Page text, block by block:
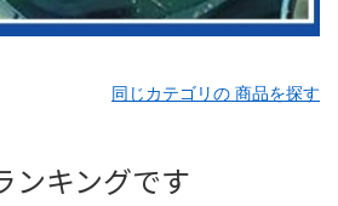
同じカテゴリの 商品を探す
ンキングです